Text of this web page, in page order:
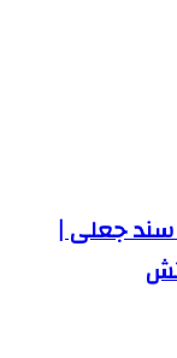
با سند جعلی |